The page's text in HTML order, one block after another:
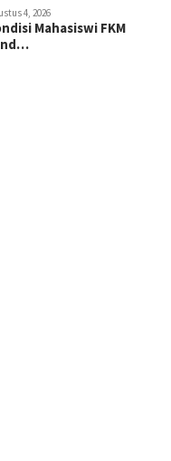
4, 2026
Mahasiswi FKM